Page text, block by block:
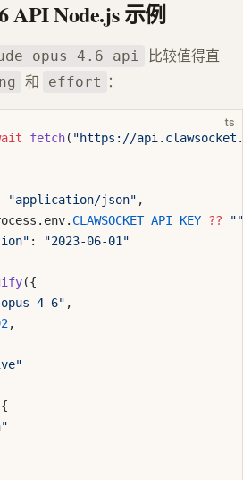
API Node.js 示例
opus 4.6 api
比较值得直
和 effort ：
ts
fetch( "https://
"application/json" ,
CLAWSOCKET_API_KEY ?? ""
:
"2023-06-01"
({
4-6" ,
,